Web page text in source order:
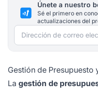
Únete a nuestro
Sé el primero en
actualizaciones del
Dirección de correo
Gestión de Presupuesto
La gestión de